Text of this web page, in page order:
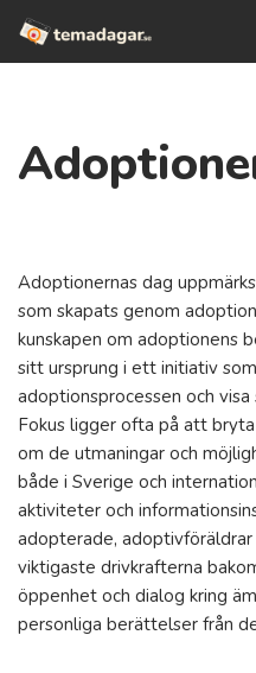
Hoppa
Adoptionernas dag
som skapats genom
kunskapen om adoptionens
sitt ursprung i ett initiativ
adoptionsprocessen och
Fokus ligger ofta på att
om de utmaningar och
både i Sverige och
aktiviteter och
adopterade,
viktigaste drivkrafterna
öppenhet och dialog kring
personliga berättelser från